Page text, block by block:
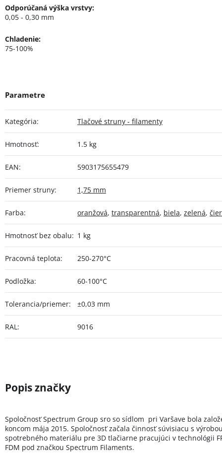
Odporúčaná výška vrstvy:
0,05 - 0,30 mm
Chladenie:
75-100%
Kategória: Tlačové struny - filamenty
Hmotnosť: 1.5 kg
EAN: 5903175655479
Priemer struny: 1,75 mm
Farba: oranžová, transparentná, biela, zelená,
Hmotnosť bez obalu: 1 kg
Pracovná teplota: 250-270°C
Podložka: 60-100°C
Tolerancia/priemer: ±0,03 mm
RAL: 9016
Spoločnosť Spectrum Group sro so sídlom pri Varšave bola
koncom mája 2015. Spoločnosť začala činnosť súvisiacu s
spotrebného materiálu pre 3D tlačiarne pracujúci v technológii
FDM pod značkou Spectrum Filaments.